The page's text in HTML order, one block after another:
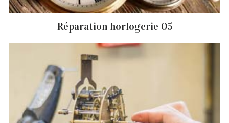
Réparation horlogerie 05